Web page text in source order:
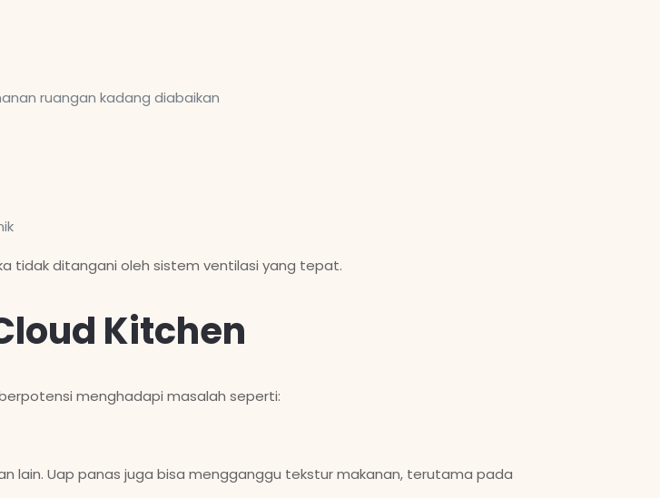
ruangan kadang diabaikan
tidak ditangani oleh sistem ventilasi yang tepat.
Kitchen
menghadapi masalah seperti:
lain. Uap panas juga bisa mengganggu tekstur makanan, terutama pada